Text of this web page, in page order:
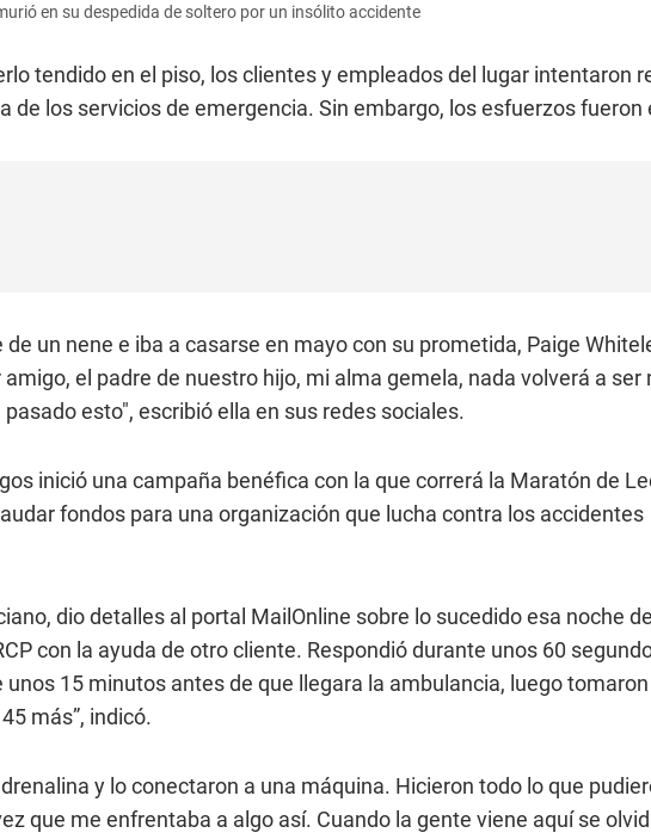
en su despedida de soltero por un insólito accidente
tendido en el piso, los clientes y empleados del lugar intentaron
de los servicios de emergencia. Sin embargo, los esfuerzos fueron
un nene e iba a casarse en mayo con su prometida, Paige
el padre de nuestro hijo, mi alma gemela, nada volverá a ser
esto", escribió ella en sus redes sociales.
inició una campaña benéfica con la que correrá la Maratón de
fondos para una organización que lucha contra los accidentes
dio detalles al portal MailOnline sobre lo sucedido esa noche
con la ayuda de otro cliente. Respondió durante unos 60
15 minutos antes de que llegara la ambulancia, luego tomaron
más”, indicó.
y lo conectaron a una máquina. Hicieron todo lo que
que me enfrentaba a algo así. Cuando la gente viene aquí se